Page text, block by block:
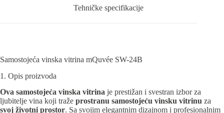
Tehničke specifikacije
Samostojeća vinska vitrina mQuvée SW-24B
1. Opis proizvoda
Ova samostojeća vinska vitrina je prestižan i svestran izbor za
ljubitelje vina koji traže prostranu samostojeću vinsku vitrinu za
svoj životni prostor. Sa svojim elegantnim dizajnom i profesionalnim